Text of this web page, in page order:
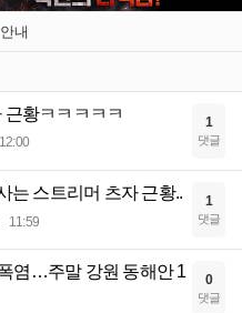
내
근황ㅋㅋㅋㅋㅋ
12:00
1
댓글
는 스트리머 츠자 근황..
11:59
1
댓글
폭염…주말 강원 동해안 1
0
댓글